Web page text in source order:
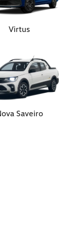
Virtus
Saveiro